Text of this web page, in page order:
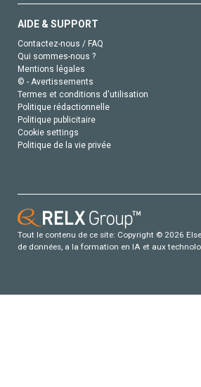
AIDE & SUPPORT
Contactez-nous / FAQ
Qui sommes-nous ?
Mentions légales
© - Avertissements
Termes et conditions d'utilisation
Politique rédactionnelle
Politique publicitaire
Cookie settings
Politique de la vie privée
Tout le contenu de ce site: Copyright © 2026
de données, a la formation en IA et aux